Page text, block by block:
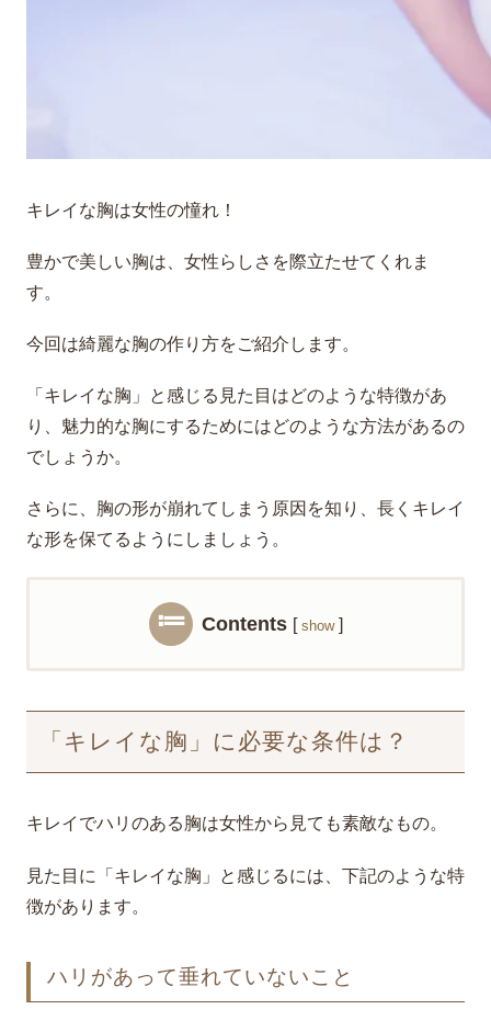
キレイな胸は女性の憧れ！
豊かで美しい胸は、女性らしさを際立たせてくれま
す。
今回は綺麗な胸の作り方をご紹介します。
「キレイな胸」と感じる見た目はどのような特徴があ
り、魅力的な胸にするためにはどのような方法があるの
でしょうか。
さらに、胸の形が崩れてしまう原因を知り、長くキレイ
な形を保てるようにしましょう。
Contents [ show ]
「キレイな胸」に必要な条件は？
キレイでハリのある胸は女性から見ても素敵なもの。
見た目に「キレイな胸」と感じるには、下記のような特
徴があります。
ハリがあって垂れていないこと